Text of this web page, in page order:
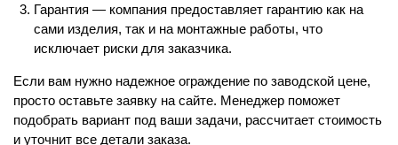
Гарантия — компания предоставляет гарантию как на
сами изделия, так и на монтажные работы, что
исключает риски для заказчика.
Если вам нужно надежное ограждение по заводской цене,
просто оставьте заявку на сайте. Менеджер поможет
подобрать вариант под ваши задачи, рассчитает стоимость
и уточнит все детали заказа.